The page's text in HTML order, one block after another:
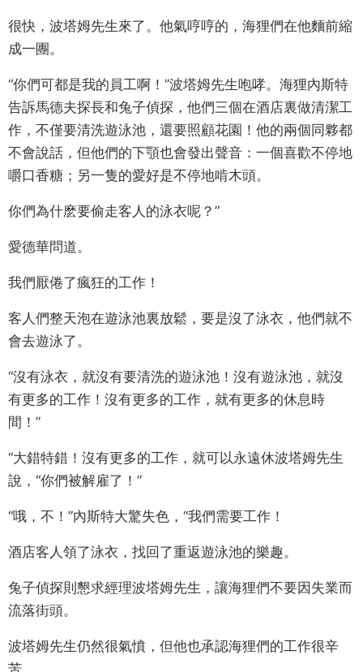
很快，波塔姆先生來了。他氣哼哼的，海狸們在他麵前縮
成一團。
“你們可都是我的員工啊！”波塔姆先生咆哮。海狸內斯特
告訴馬德夫探長和兔子偵探，他們三個在酒店裏做清潔工
作，不僅要清洗遊泳池，還要照顧花園！他的兩個同夥都
不會說話，但他們的下顎也會發出聲音：一個喜歡不停地
嚼口香糖；另一隻的愛好是不停地啃木頭。
你們為什麽要偷走客人的泳衣呢？”
愛德華問道。
我們厭倦了瘋狂的工作！
客人們整天泡在遊泳池裏放鬆，要是沒了泳衣，他們就不
會去遊泳了。
“沒有泳衣，就沒有要清洗的遊泳池！沒有遊泳池，就沒
有更多的工作！沒有更多的工作，就有更多的休息時
間！”
“大錯特錯！沒有更多的工作，就可以永遠休波塔姆先生
說，“你們被解雇了！”
“哦，不！”內斯特大驚失色，“我們需要工作！
酒店客人領了泳衣，找回了重返遊泳池的樂趣。
兔子偵探則懇求經理波塔姆先生，讓海狸們不要因失業而
流落街頭。
波塔姆先生仍然很氣憤，但他也承認海狸們的工作很辛